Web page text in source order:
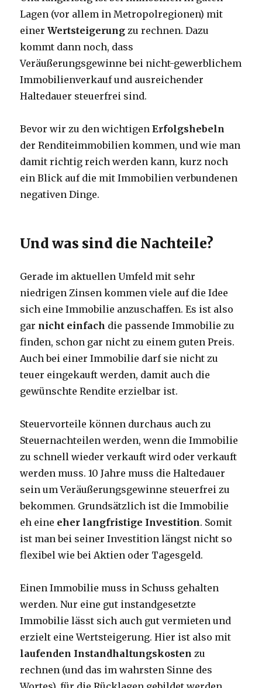
Lagen (vor allem in Metropolregionen) mit
einerWertsteigerung zu rechnen. Dazu
kommt dann noch, dass
Veräußerungsgewinne bei nicht-gewerblichem
Immobilienverkauf und ausreichender
Haltedauer steuerfrei sind.
Bevor wir zu den wichtigenErfolgshebeln
der Renditeimmobilien kommen, und wie man
damit richtig reich werden kann, kurz noch
ein Blick auf die mit Immobilien verbundenen
negativen Dinge.
Und was sind die Nachteile?
Gerade im aktuellen Umfeld mit sehr
niedrigen Zinsen kommen viele auf die Idee
sich eine Immobilie anzuschaffen. Es ist also
gar nicht einfach die passende Immobilie zu
finden, schon gar nicht zu einem guten Preis.
Auch bei einer Immobilie darf sie nicht zu
teuer eingekauft werden, damit auch die
gewünschte Rendite erzielbar ist.
Steuervorteile können durchaus auch zu
Steuernachteilen werden, wenn die Immobilie
zu schnell wieder verkauft wird oder verkauft
werden muss. 10 Jahre muss die Haltedauer
sein um Veräußerungsgewinne steuerfrei zu
bekommen. Grundsätzlich ist die Immobilie
eh eine eher langfristige Investition. Somit
ist man bei seiner Investition längst nicht so
flexibel wie bei Aktien oder Tagesgeld.
Einen Immobilie muss in Schuss gehalten
werden. Nur eine gut instandgesetzte
Immobilie lässt sich auch gut vermieten und
erzielt eine Wertsteigerung. Hier ist also mit
laufenden Instandhaltungskosten zu
rechnen (und das im wahrsten Sinne des